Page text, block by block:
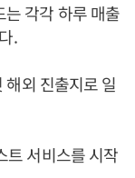
각각 하루 매출
.
해외 진출지로 일
트 서비스를 시작